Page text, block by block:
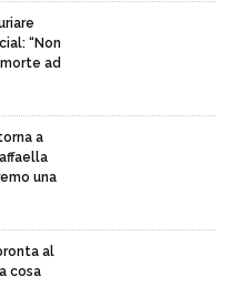
“Non
ad
a
una
al
cosa